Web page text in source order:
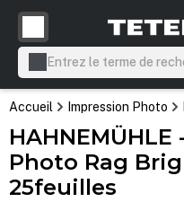
principal
Accueil Impression Photo
Photo Rag
25feuilles